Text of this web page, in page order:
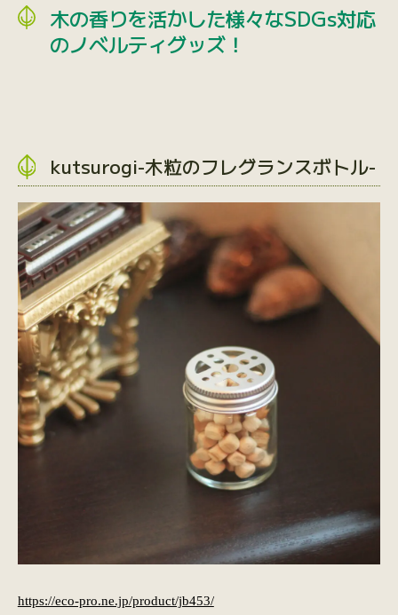
木の香りを活かした様々なSDGs対応
のノベルティグッズ！
kutsurogi-木粒のフレグランスボトル-
https://eco-pro.ne.jp/product/jb453/